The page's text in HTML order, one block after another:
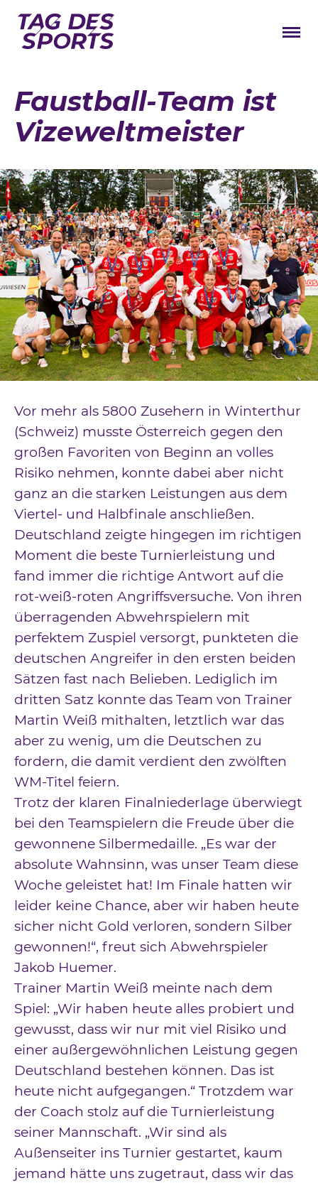
Stars
Lageplan
Galerie
Verbände
Barrierefreiheit
Downloads
Kontakt
Datenschutz
Faustball-Team ist
Vizeweltmeister
Vor mehr als 5800 Zusehern in Winterthur
(Schweiz) musste Österreich gegen den
großen Favoriten von Beginn an volles
Risiko nehmen, konnte dabei aber nicht
ganz an die starken Leistungen aus dem
Viertel- und Halbfinale anschließen.
Deutschland zeigte hingegen im richtigen
Moment die beste Turnierleistung und
fand immer die richtige Antwort auf die
rot-weiß-roten Angriffsversuche. Von ihren
überragenden Abwehrspielern mit
perfektem Zuspiel versorgt, punkteten die
deutschen Angreifer in den ersten beiden
Sätzen fast nach Belieben. Lediglich im
dritten Satz konnte das Team von Trainer
Martin Weiß mithalten, letztlich war das
aber zu wenig, um die Deutschen zu
fordern, die damit verdient den zwölften
WM-Titel feiern.
Trotz der klaren Finalniederlage überwiegt
bei den Teamspielern die Freude über die
gewonnene Silbermedaille. „Es war der
absolute Wahnsinn, was unser Team diese
Woche geleistet hat! Im Finale hatten wir
leider keine Chance, aber wir haben heute
sicher nicht Gold verloren, sondern Silber
gewonnen!“, freut sich Abwehrspieler
Jakob Huemer.
Trainer Martin Weiß meinte nach dem
Spiel: „Wir haben heute alles probiert und
gewusst, dass wir nur mit viel Risiko und
einer außergewöhnlichen Leistung gegen
Deutschland bestehen können. Das ist
heute nicht aufgegangen.“ Trotzdem war
der Coach stolz auf die Turnierleistung
seiner Mannschaft. „Wir sind als
Außenseiter ins Turnier gestartet, kaum
jemand hätte uns zugetraut, dass wir das